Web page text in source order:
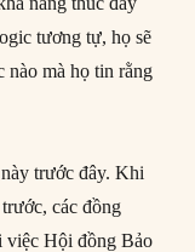
tương tự, họ sẽ
nào mà họ tin rằng
trước đây. Khi
các đồng
việc Hội đồng Bảo